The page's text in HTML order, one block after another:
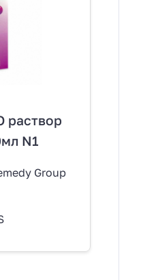
N1
Group